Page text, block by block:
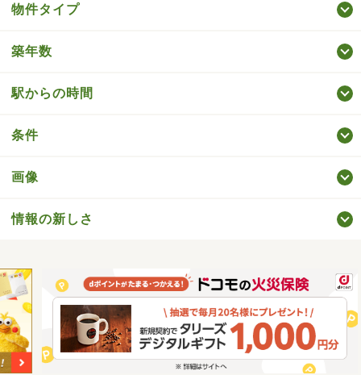
物件タイプ
築年数
駅からの時間
条件
画像
情報の新しさ